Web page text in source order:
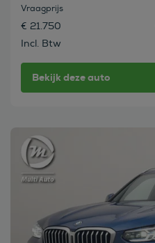
Vraagprijs
€ 21.750
Incl. Btw
Bekijk deze auto
Bekijk deze auto